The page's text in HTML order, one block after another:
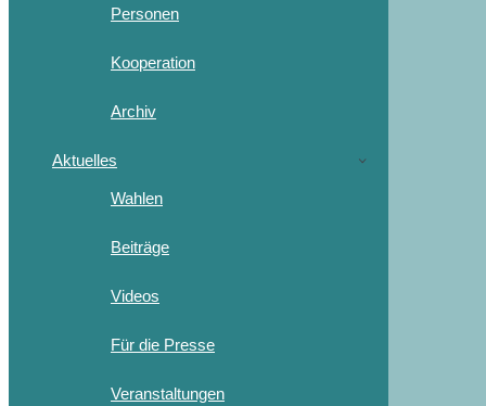
Personen
Kooperation
Archiv
Aktuelles
Wahlen
Beiträge
Videos
Für die Presse
Veranstaltungen